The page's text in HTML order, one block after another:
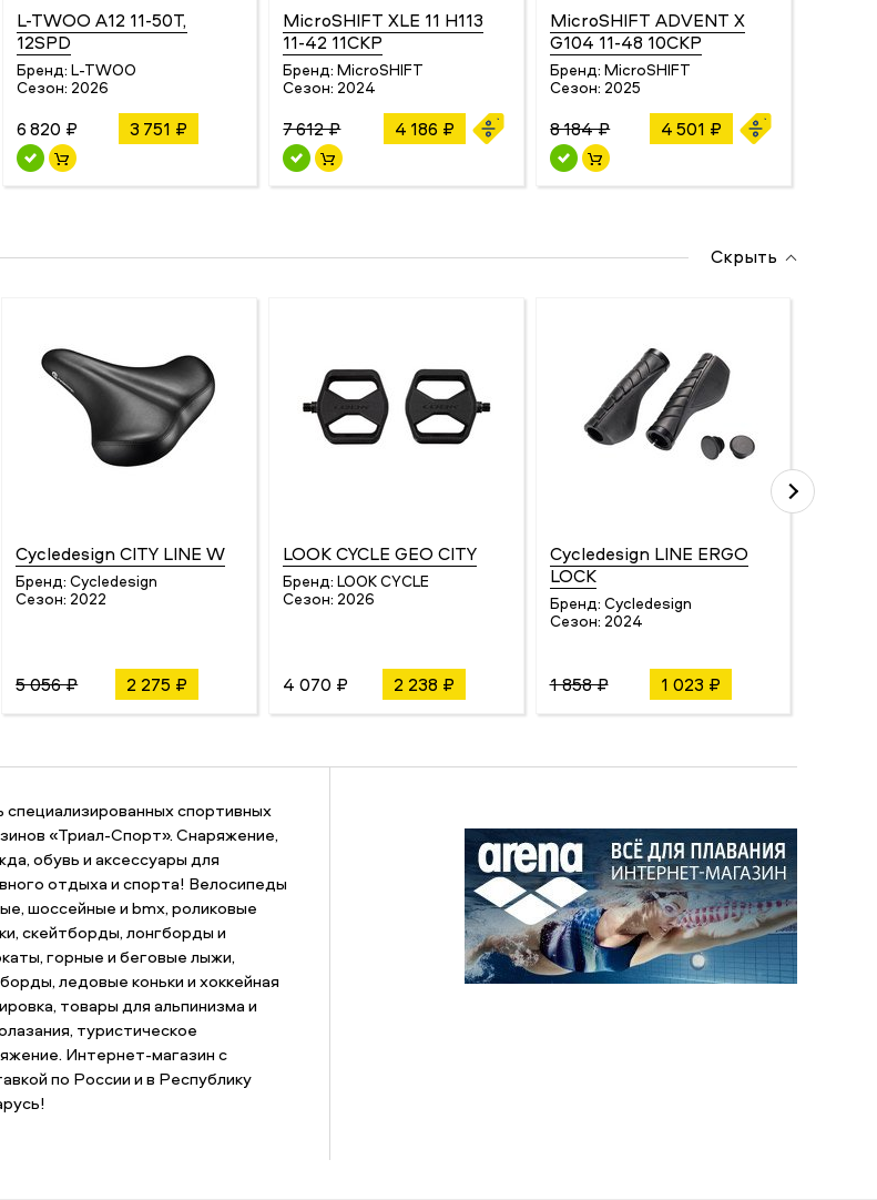
L-TWOO A12 11-50T,
12SPD
Бренд: L-TWOO
Сезон: 2026
6 820 ₽ 3 751 ₽
MicroSHIFT XLE 11 H113
11-42 11СКР
Бренд: MicroSHIFT
Сезон: 2024
7 612 ₽ 4 186 ₽
MicroSHIFT ADVENT X
G104 11-48 10СКР
Бренд: MicroSHIFT
Сезон: 2025
8 184 ₽ 4 501 ₽
Скрыть
Cycledesign CITY LINE W
Бренд: Cycledesign
Сезон: 2022
5 056 ₽ 2 275 ₽
LOOK CYCLE GEO CITY
Бренд: LOOK CYCLE
Сезон: 2026
4 070 ₽ 2 238 ₽
Cycledesign LINE ERGO
LOCK
Бренд: Cycledesign
Сезон: 2024
1 858 ₽ 1 023 ₽
специализированных спортивных
«Триал-Спорт». Снаряжение,
обувь и аксессуары для
отдыха и спорта! Велосипеды
шоссейные и bmx, роликовые
скейтборды, лонгборды и
горные и беговые лыжи,
ледовые коньки и хоккейная
товары для альпинизма и
туристическое
Интернет-магазин с
по России и в Республику